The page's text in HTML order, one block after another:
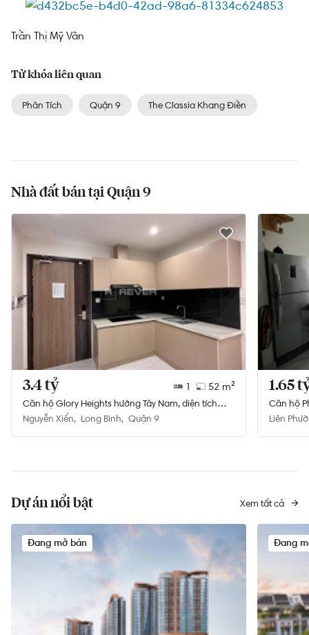
Trần Thị Mỹ Vân
Từ khóa liên quan
Phân Tích Quận 9 The Classia Khang Điền
Nhà đất bán tại Quận 9
3.4 tỷ 1 52 m²
Căn hộ Glory Heights hướng Tây Nam, diện tích
52m²
Nguyễn Xiển Long Bình Quận 9
1.65
Căn hộ
không
Liên
Dự án nổi bật Xem tất cả
Đang mở bán Đang